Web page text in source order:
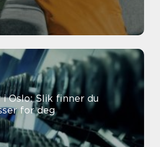
Oslo: Slik finner du
for deg